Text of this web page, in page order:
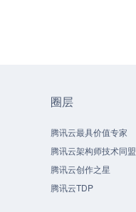
圈层
腾讯云最具价值专家
腾讯云架构师技术同盟
腾讯云创作之星
腾讯云TDP